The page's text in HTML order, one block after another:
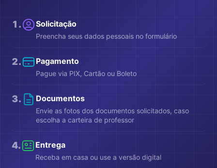
1 . Solicitação
Preencha seus dados pessoais no formulário
2. Pagamento
Pague via PIX, Cartão ou Boleto
3. Documentos
Envie as fotos dos documentos solicitados, caso
escolha a carteira de professor
4. Entrega
Receba em casa ou use a versão digital